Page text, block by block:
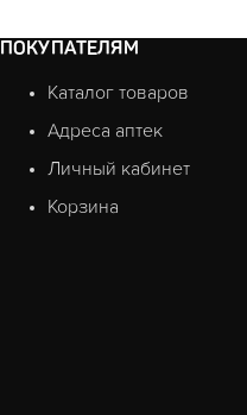
ПОКУПАТЕЛЯМ
Каталог товаров
Адреса аптек
Личный кабинет
Корзина